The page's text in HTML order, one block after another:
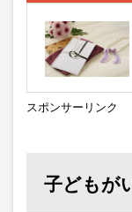
スポンサーリンク
子どもが